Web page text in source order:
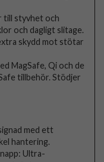
till styvhet och
och dagligt slitage.
skydd mot stötar
MagSafe, Qi och de
tillbehör. Stödjer
med ett
hantering.
Ultra-